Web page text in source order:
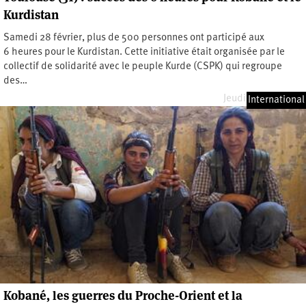
Kurdistan
Samedi 28 février, plus de 500 personnes ont participé aux
6 heures pour le Kurdistan. Cette initiative était organisée par le
collectif de solidarité avec le peuple Kurde (CSPK) qui regroupe
des…
Jeudi 12 mars 2015
International
Kobané, les guerres du Proche-Orient et la